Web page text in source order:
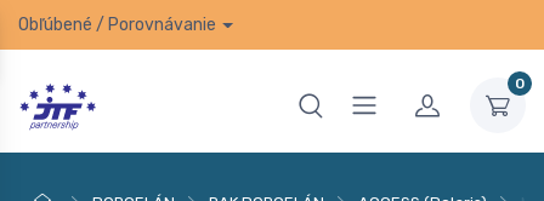
Obľúbené / Porovnávanie
0